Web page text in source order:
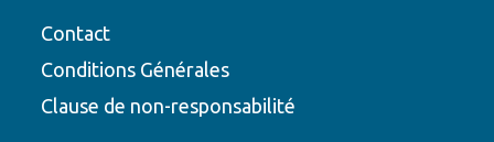
Contact
Conditions Générales
Clause de non-responsabilité